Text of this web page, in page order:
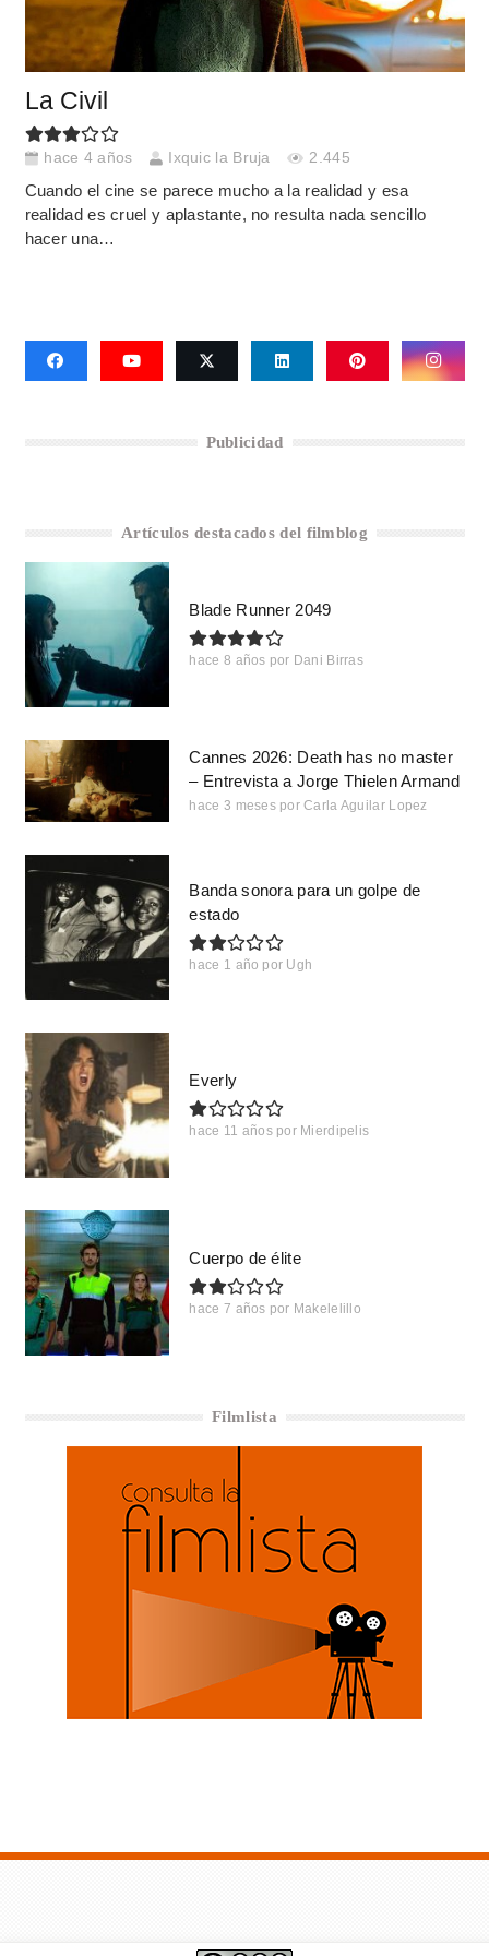
La Civil
hace 4 años Ixquic la Bruja 2.445
Cuando el cine se parece mucho a la realidad y esa
realidad es cruel y aplastante, no resulta nada sencillo
hacer una…
Publicidad
Artículos destacados del filmblog
Blade Runner 2049
hace 8 años por Dani Birras
Cannes 2026: Death has no master
– Entrevista a Jorge Thielen Armand
hace 3 meses por Carla Aguilar Lopez
Banda sonora para un golpe de
estado
hace 1 año por Ugh
Everly
hace 11 años por Mierdipelis
Cuerpo de élite
hace 7 años por Makelelillo
Filmlista